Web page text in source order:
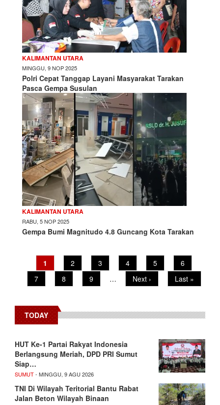
KALIMANTAN UTARA
MINGGU, 9 NOP 2025
Polri Cepat Tanggap Layani Masyarakat Tarakan
Pasca Gempa Susulan
KALIMANTAN UTARA
RABU, 5 NOP 2025
Gempa Bumi Magnitudo 4.8 Guncang Kota Tarakan
PaginationCurrent
page
1 Page
2 Page
3 Page
4 Page
5 Page
6
Page
7 Page
8 Page
9 …
Next
page
Next ›
Last
page
Last »
TODAY
HUT Ke-1 Partai Rakyat Indonesia
Berlangsung Meriah, DPD PRI Sumut
Siap…
SUMUT- MINGGU, 9 AGU 2026
TNI Di Wilayah Teritorial Bantu Rabat
Jalan Beton Wilayah Binaan